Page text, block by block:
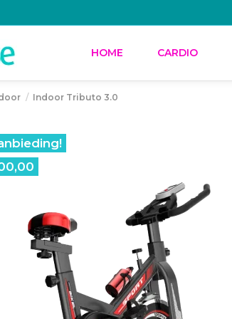
HOME CARDIO
Indoor Tributo 3.0